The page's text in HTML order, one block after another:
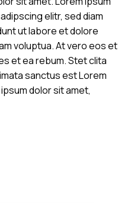
elitr, sed diam
ut labore et dolore
voluptua. At vero eos et
et ea rebum. Stet clita
sanctus est Lorem
dolor sit amet,